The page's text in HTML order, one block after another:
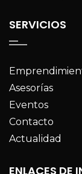
SERVICIOS
Asesorías
Eventos
Contacto
Actualidad
ENLACES DE